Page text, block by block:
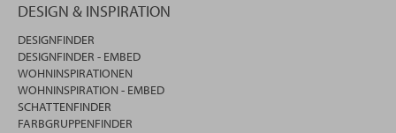
DESIGN & INSPIRATION
DESIGNFINDER
DESIGNFINDER - EMBED
WOHNINSPIRATIONEN
WOHNINSPIRATION - EMBED
SCHATTENFINDER
FARBGRUPPENFINDER